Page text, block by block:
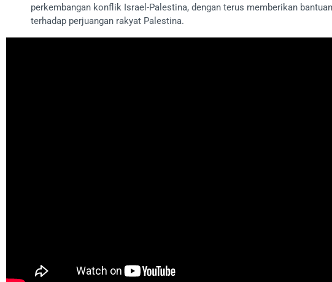
perkembangan konflik Israel-Palestina, dengan terus memberikan
terhadap perjuangan rakyat Palestina.